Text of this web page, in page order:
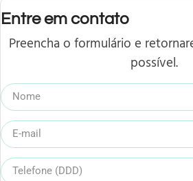
Entre em contato
Preencha o formulário e
possível.